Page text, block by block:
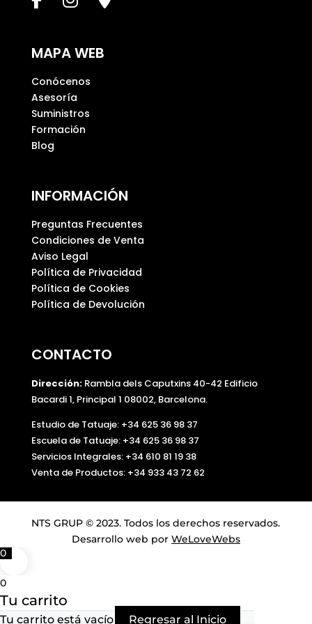
a
o
a
c
í
o
.
MAPA WEB
Conócenos
Asesoría
Suministros
Formación
Blog
INFORMACIÓN
Preguntas Frecuentes
Condiciones de Venta
Aviso Legal
Política de Privacidad
Política de Cookies
Política de Devolución
CONTACTO
Dirección:Rambla dels Caputxins 40-42 Edificio
Bacardi 1, Principal 1 08002, Barcelona.
Estudio de Tatuaje: +34 625 36 98 37
Escuela de Tatuaje: +34 625 36 98 37
Servicios Integrales: +34 610 81 19 38
Venta de Productos: +34 933 43 72 62
NTS GRUP © 2023. Todos los derechos reservados.
Desarrollo web por WeLoveWebs
0
0
Tu carrito
Tu carrito está vacío Regresar al Inicio